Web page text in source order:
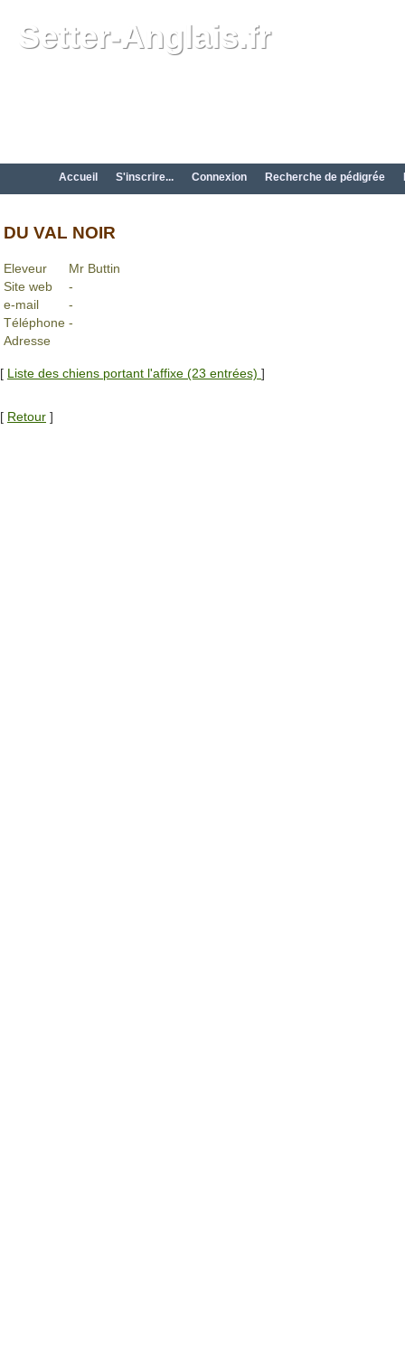
Setter-Anglais.fr
Accueil S'inscrire... Connexion Recherche de pédigrée
DU VAL NOIR
Eleveur
Mr Buttin
Site web
-
e-mail
-
Téléphone -
Adresse
[ Liste des chiens portant l'affixe (23 entrées) ]
[ Retour ]